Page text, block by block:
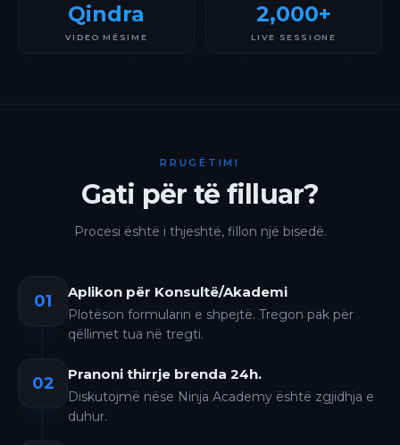
Qindra
VIDEO MËSIME
2,000+
LIVE SESSIONE
RRUGËTIMI
Gati për të filluar?
Procesi është i thjeshtë, fillon një bisedë.
01 Aplikon për Konsultë/Akademi
Plotëson formularin e shpejtë. Tregon pak për
qëllimet tua në tregti.
02 Pranoni thirrje brenda 24h.
Diskutojmë nëse Ninja Academy është zgjidhja e
duhur.